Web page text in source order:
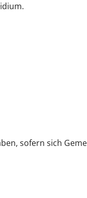
sofern sich